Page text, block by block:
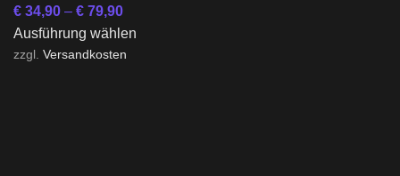
€ 34,90 – € 79,90
Ausführung wählen
zzgl. Versandkosten